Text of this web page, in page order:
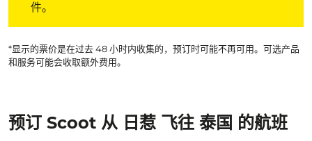
件。
*显示的票价是在过去 48 小时内收集的，预订时可能不再可用。可选产品
和服务可能会收取额外费用。
预订 Scoot 从 日惹 飞往 泰国 的航班